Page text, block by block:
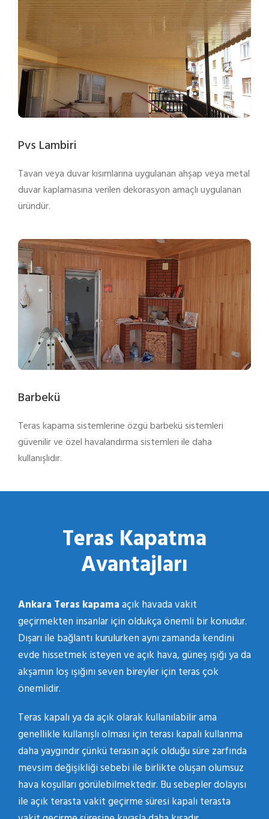
Pvs Lambiri
Tavan veya duvar kısımlarına uygulanan ahşap veya metal
duvar kaplamasına verilen dekorasyon amaçlı uygulanan
üründür.
Barbekü
Teras kapama sistemlerine özgü barbekü sistemleri
güvenilir ve özel havalandırma sistemleri ile daha
kullanışlıdır.
Teras Kapatma
Avantajları
Ankara Teras kapamaaçık havada vakit
geçirmekten insanlar için oldukça önemli bir konudur.
Dışarı ile bağlantı kurulurken aynı zamanda kendini
evde hissetmek isteyen ve açık hava, güneş ışığı ya da
akşamın loş ışığını seven bireyler için teras çok
önemlidir.
Teras kapalı ya da açık olarak kullanılabilir ama
genellikle kullanışlı olması için terası kapalı kullanma
daha yaygındır çünkü terasın açık olduğu süre zarfında
mevsim değişikliği sebebi ile birlikte oluşan olumsuz
hava koşulları görülebilmektedir. Bu sebepler dolayısı
ile açık terasta vakit geçirme süresi kapalı terasta